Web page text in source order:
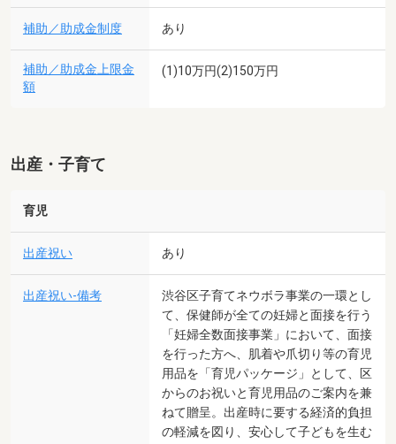
補助／助成金制度 あり
補助／助成金上限金
額
(1)10万円(2)150万円
出産・子育て
育児
出産祝い あり
出産祝い-備考
渋谷区子育てネウボラ事業の一環とし
て、保健師が全ての妊婦と面接を行う
「妊婦全数面接事業」において、面接
を行った方へ、肌着や爪切り等の育児
用品を「育児パッケージ」として、区
からのお祝いと育児用品のご案内を兼
ねて贈呈。出産時に要する経済的負担
の軽減を図り、安心して子どもを生む